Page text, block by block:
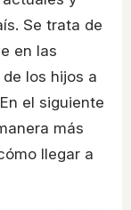
Se trata de
en las
los hijos a
el siguiente
más
llegar a